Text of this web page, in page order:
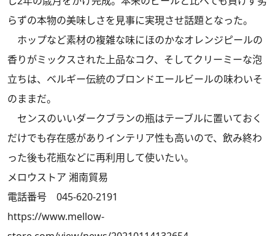
らずの本物の美味しさを見事に実現させ話題となった。
ホップなど素材の複雑な味にほのかなオレンジピールの
香りがミックスされた上品なコク、そしてクリーミーな泡
立ちは、ベルギー伝統のブロンドエールビールの味わいそ
のままだ。
センスのいいダークブランの瓶はテーブルに置いておく
だけでも存在感がありインテリア性も高いので、飲み終わ
った後も花瓶などに再利用して使いたい。
メロウストア 湘南貿易
電話番号 045-620-2191
https://www.mellow-